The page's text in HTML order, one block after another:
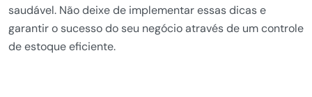
saudável. Não deixe de implementar essas dicas e
garantir o sucesso do seu negócio através de um controle
de estoque eficiente.